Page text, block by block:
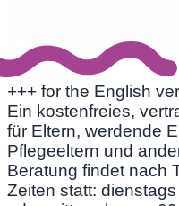
+++ for the English
Ein kostenfreies,
für Eltern, werdende
Pflegeeltern und
Beratung findet nach
Zeiten statt: